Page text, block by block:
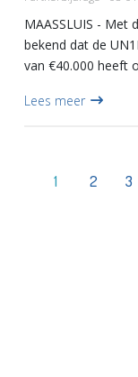
MAASSLUIS - Met
bekend dat de
van €40.000 heeft
in maart 2026 de
Lees meer
1 2 3